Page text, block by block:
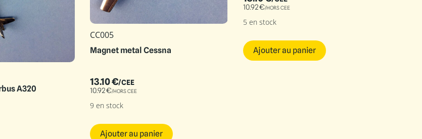
A320
CC005
Magnet metal Cessna
13.10€/CEE
10.92€/HORS CEE
9 en stock
Ajouter au panier
10.92€/HORS CEE
5 en stock
Ajouter au panier